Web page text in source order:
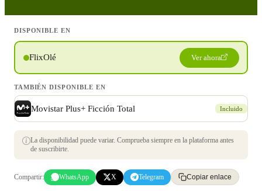
DISPONIBLE EN
FlixOlé Ver ahora
TAMBIÉN DISPONIBLE EN
Movistar Plus+ Ficción Total Incluido
La disponibilidad puede variar. Comprueba siempre en la plataforma antes
de suscribirte.
Compartir: WhatsApp X Telegram Copiar enlace